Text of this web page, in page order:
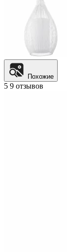
Похожие
5 9 отзывов